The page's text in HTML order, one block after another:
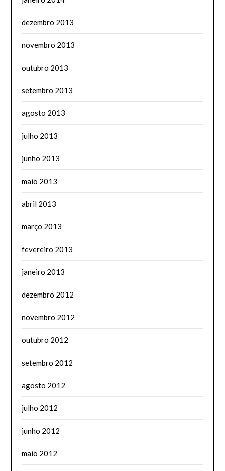
dezembro 2013
novembro 2013
outubro 2013
setembro 2013
agosto 2013
julho 2013
junho 2013
maio 2013
abril 2013
março 2013
fevereiro 2013
janeiro 2013
dezembro 2012
novembro 2012
outubro 2012
setembro 2012
agosto 2012
julho 2012
junho 2012
maio 2012